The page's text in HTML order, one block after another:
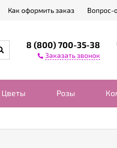
Как оформить заказ Вопрос-
8 (800) 700-35-38
Заказать звонок
Цветы Розы